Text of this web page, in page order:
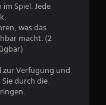
e
Spiel. Jede
was das
macht. (2
zur Verfügung und
durch die